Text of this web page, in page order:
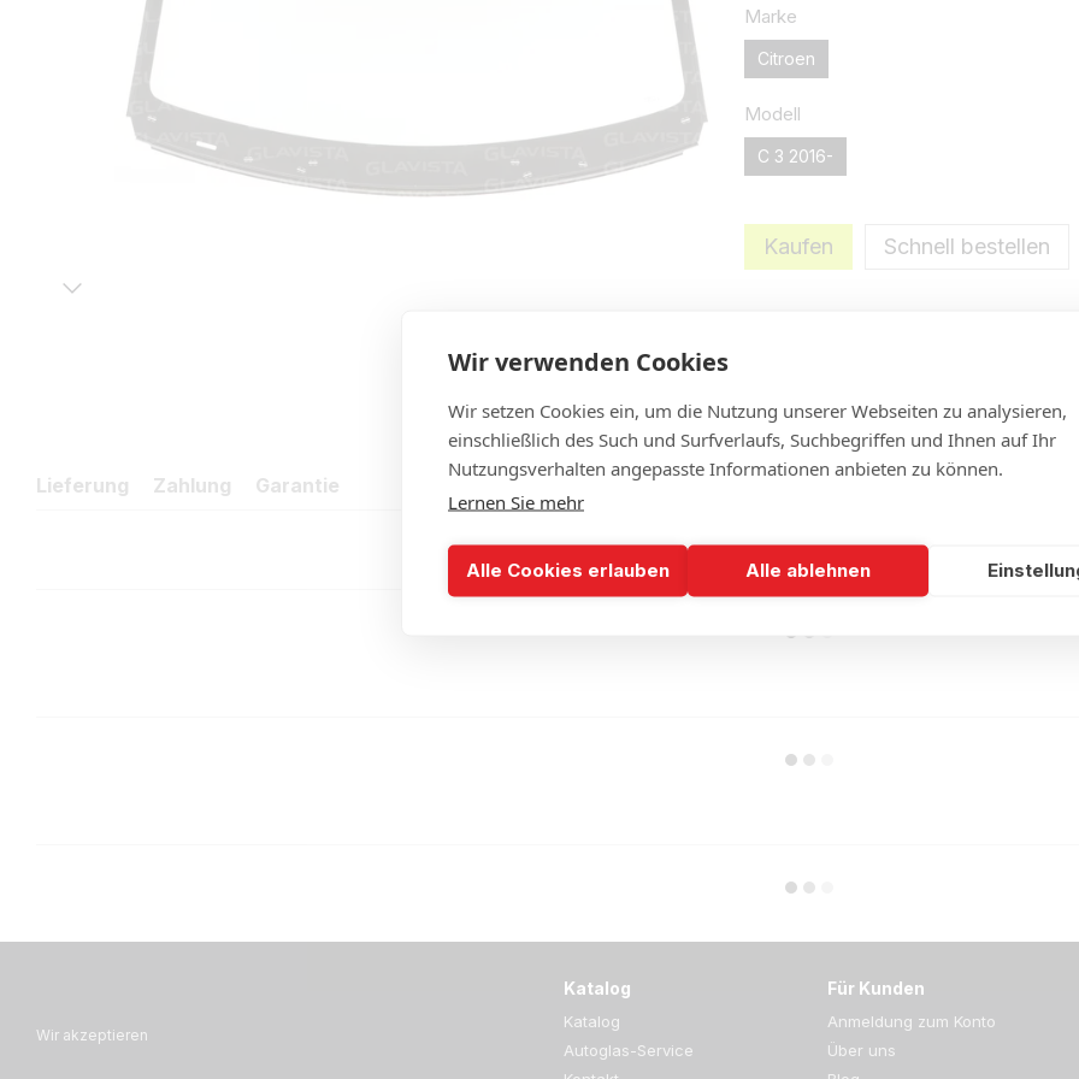
Marke
Citroen
Modell
C 3 2016-
Kaufen Schnell bestellen
Eigenschaften Neue Bewertung
Lieferung Zahlung Garantie
Wir akzeptieren
Katalog
Katalog
Autoglas-Service
Für Kunden
Anmeldung zum Konto
Über uns
Wir verwenden Cookies
Wir setzen Cookies ein, um die Nutzung unserer Webseiten zu analysieren,
einschließlich des Such und Surfverlaufs, Suchbegriffen und Ihnen auf Ihr
Nutzungsverhalten angepasste Informationen anbieten zu können.
Lernen Sie mehr
Alle Cookies erlauben Alle ablehnen